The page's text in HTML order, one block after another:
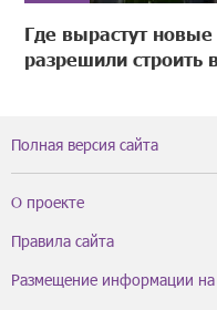
Где вырастут
разрешили
Полная версия сайта
О проекте
Правила сайта
Размещение информации на